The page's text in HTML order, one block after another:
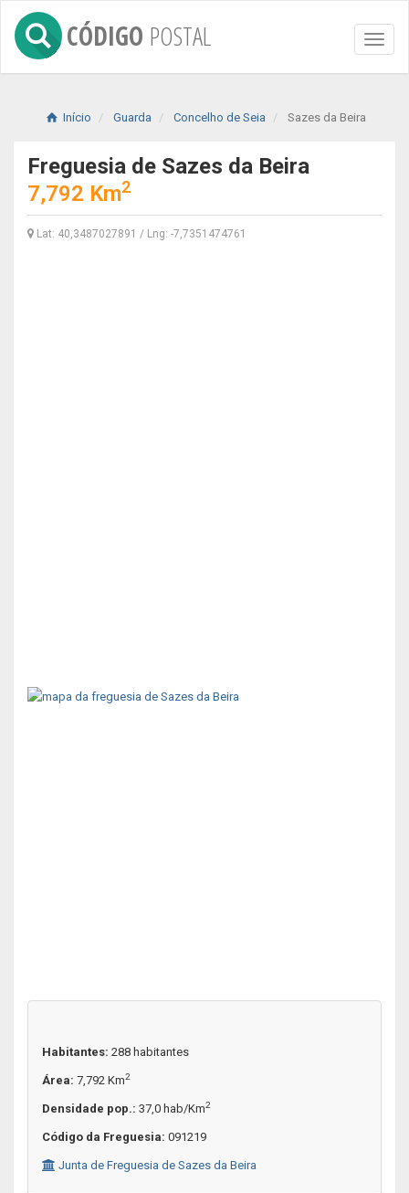
Toggle
CÓDIGO POSTAL
Início Guarda Concelho de Seia Sazes da Beira
Freguesia de Sazes da Beira
7,792 Km2
Lat: 40,3487027891 / Lng: -7,7351474761
Habitantes: 288 habitantes
Área: 7,792 Km2
Densidade pop.: 37,0 hab/Km2
Código da Freguesia: 091219
Junta de Freguesia de Sazes da Beira